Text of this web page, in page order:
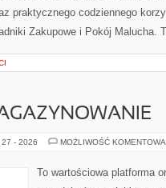
praktycznego codziennego
Zakupowe i Pokój Malucha.
27 - 2026 MOŻLIWOŚĆ
To wartościowa platforma